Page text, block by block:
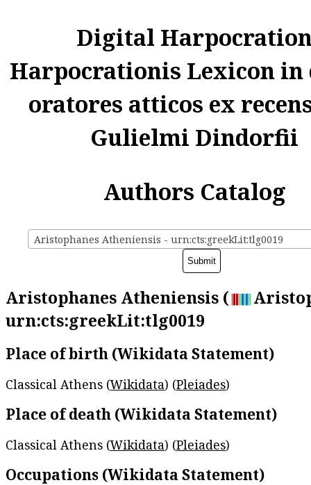
Digital
Harpocrationis Lexicon in
oratores atticos ex
Gulielmi Dindorfii
Authors Catalog
Aristophanes Atheniensis - urn:cts:greekLit:tlg0019
Aristophanes Atheniensis (
urn:cts:greekLit:tlg0019
Place of birth (Wikidata Statement)
Classical Athens (Wikidata) (Pleiades)
Place of death (Wikidata Statement)
Classical Athens (Wikidata) (Pleiades)
Occupations (Wikidata Statement)